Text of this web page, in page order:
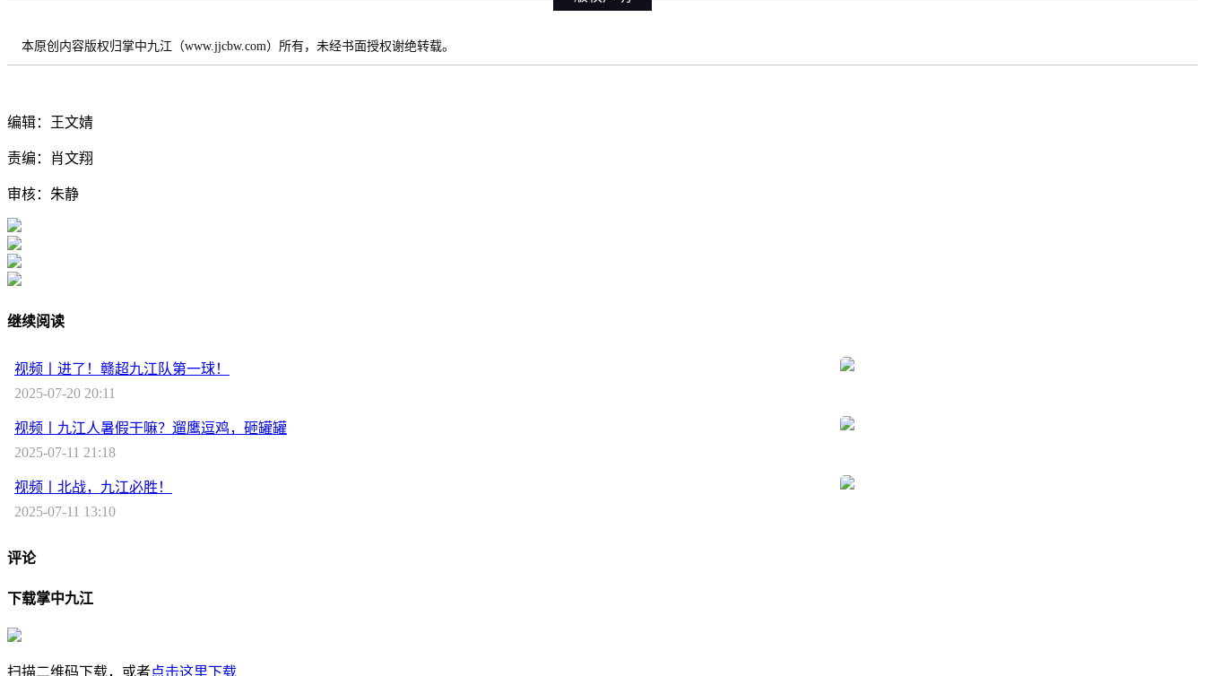
本原创内容版权归掌中九江（www.jjcbw.com）所有，未经书面授权谢绝转载。
编辑：王文婧
责编：肖文翔
审核：朱静
继续阅读
视频丨进了！赣超九江队第一球！
2025-07-20 20:11
视频丨九江人暑假干嘛？遛鹰逗鸡，砸罐罐
2025-07-11 21:18
视频丨北战，九江必胜！
2025-07-11 13:10
评论
下载掌中九江
扫描二维码下载，或者点击这里下载